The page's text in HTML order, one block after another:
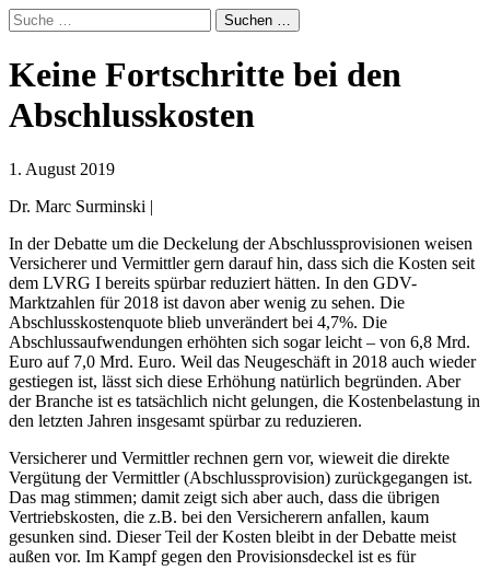
Keine Fortschritte bei den
Abschlusskosten
1. August 2019
Dr. Marc Surminski |
In der Debatte um die Deckelung der Abschlussprovisionen weisen
Versicherer und Vermittler gern darauf hin, dass sich die Kosten seit
dem LVRG I bereits spürbar reduziert hätten. In den GDV-
Marktzahlen für 2018 ist davon aber wenig zu sehen. Die
Abschlusskostenquote blieb unverändert bei 4,7%. Die
Abschlussaufwendungen erhöhten sich sogar leicht – von 6,8 Mrd.
Euro auf 7,0 Mrd. Euro. Weil das Neugeschäft in 2018 auch wieder
gestiegen ist, lässt sich diese Erhöhung natürlich begründen. Aber
der Branche ist es tatsächlich nicht gelungen, die Kostenbelastung in
den letzten Jahren insgesamt spürbar zu reduzieren.
Versicherer und Vermittler rechnen gern vor, wieweit die direkte
Vergütung der Vermittler (Abschlussprovision) zurückgegangen ist.
Das mag stimmen; damit zeigt sich aber auch, dass die übrigen
Vertriebskosten, die z.B. bei den Versicherern anfallen, kaum
gesunken sind. Dieser Teil der Kosten bleibt in der Debatte meist
außen vor. Im Kampf gegen den Provisionsdeckel ist es für